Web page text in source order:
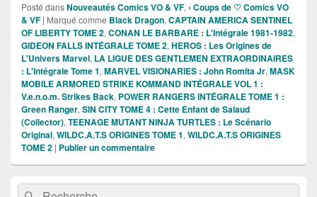
Posté dansNouveautés Comics VO & VF, › Coups de ♡ Comics VO
& VF | Marqué comme Black Dragon, CAPTAIN AMERICA SENTINEL
OF LIBERTY TOME 2, CONAN LE BARBARE : L'Intégrale 1981-1982,
GIDEON FALLS INTÉGRALE TOME 2, HEROS : Les Origines de
L'Univers Marvel, LA LIGUE DES GENTLEMEN EXTRAORDINAIRES
: L'Intégrale Tome 1, MARVEL VISIONARIES : John Romita Jr, MASK
MOBILE ARMORED STRIKE KOMMAND INTÉGRALE VOL 1 :
V.e.n.o.m. Strikes Back, POWER RANGERS INTÉGRALE TOME 1 :
Green Ranger, SIN CITY TOME 4 : Cette Enfant de Salaud
(Collector), TEENAGE MUTANT NINJA TURTLES : Le Scénario
Original, WILDC.A.T.S ORIGINES TOME 1, WILDC.A.T.S ORIGINES
TOME 2 | Publier un commentaire
Zone
Recherche :Rechercher